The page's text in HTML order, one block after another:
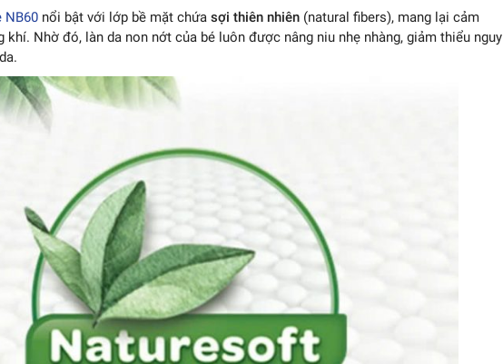
NB60 nổi bật với lớp bề mặt chứa sợi thiên nhiên (natural fibers), mang lại cảm
khí. Nhờ đó, làn da non nớt của bé luôn được nâng niu nhẹ nhàng, giảm thiểu nguy